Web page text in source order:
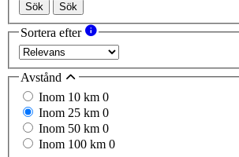
Sök Sök
Sortera efter
Avstånd
Inom 10 km 0
Inom 25 km 0
Inom 50 km 0
Inom 100 km 0